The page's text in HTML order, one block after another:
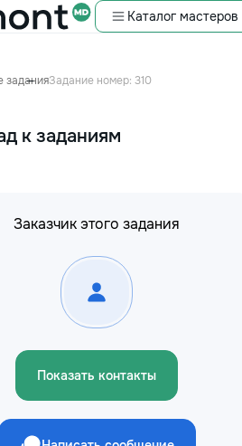
Каталог мастеров
заданияЗадание номер: 310
к заданиям
Заказчик этого задания
Показать контакты